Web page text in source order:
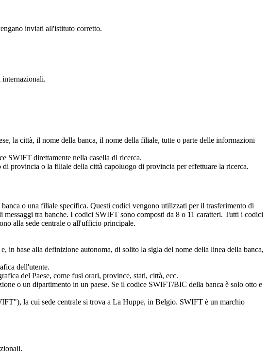
inviati all'istituto corretto.
la città, il nome della banca, il nome della filiale, tutte o parte delle informazioni
SWIFT direttamente nella casella di ricerca.
provincia o la filiale della città capoluogo di provincia per effettuare la ricerca.
o una filiale specifica. Questi codici vengono utilizzati per il trasferimento di
tra banche. I codici SWIFT sono composti da 8 o 11 caratteri. Tutti i codici
alla sede centrale o all'ufficio principale.
in base alla definizione autonoma, di solito la sigla del nome della linea della banca,
dell'utente.
del Paese, come fusi orari, province, stati, città, ecc.
o un dipartimento in un paese. Se il codice SWIFT/BIC della banca è solo otto e
la cui sede centrale si trova a La Huppe, in Belgio. SWIFT è un marchio